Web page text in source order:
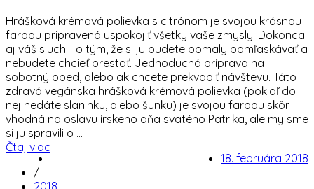
Hrášková krémová polievka s citrónom je svojou krásnou
farbou pripravená uspokojiť všetky vaše zmysly. Dokonca
aj váš sluch! To tým, že si ju budete pomaly pomľaskávať a
nebudete chcieť prestať. Jednoduchá príprava na
sobotný obed, alebo ak chcete prekvapiť návštevu. Táto
zdravá vegánska hrášková krémová polievka (pokiaľ do
nej nedáte slaninku, alebo šunku) je svojou farbou skôr
vhodná na oslavu írskeho dňa svätého Patrika, ale my sme
si ju spravili o ...
Čtaj viac
18. februára 2018
/
2018